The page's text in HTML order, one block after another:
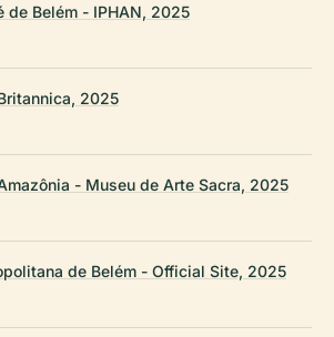
de Belém - IPHAN, 2025
2025
- Museu de Arte Sacra, 2025
de Belém - Official Site, 2025